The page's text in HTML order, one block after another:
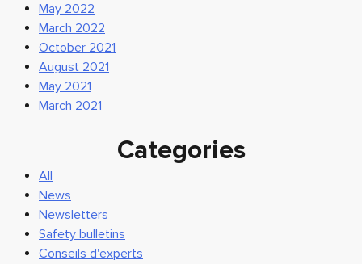
May 2022
March 2022
October 2021
August 2021
May 2021
March 2021
Categories
All
News
Newsletters
Safety bulletins
Conseils d'experts